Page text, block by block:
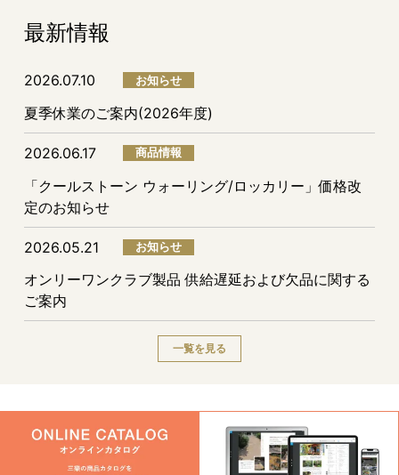
最新情報
2026.07.10 お知らせ
夏季休業のご案内(2026年度)
2026.06.17 商品情報
「クールストーン ウォーリング/ロッカリー」価格改
定のお知らせ
2026.05.21 お知らせ
オンリーワンクラブ製品 供給遅延および欠品に関する
ご案内
一覧を見る